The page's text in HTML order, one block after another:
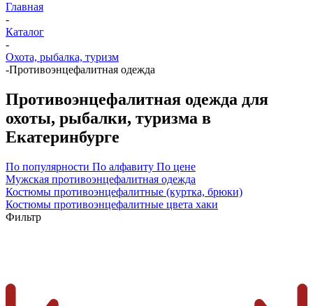
Главная
-
Каталог
-
Охота, рыбалка, туризм
-Противоэнцефалитная одежда
Противоэнцефалитная одежда для
охоты, рыбалки, туризма в
Екатеринбурге
По популярности По алфавиту По цене
Мужская противоэнцефалитная одежда
Костюмы противоэнцефалитные (куртка, брюки)
Костюмы противоэнцефалитные цвета хаки
Фильтр